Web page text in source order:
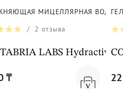
C Cleanser
МИЦЕЛЛЯРНАЯ ВОДА
/ 2 отзыва
LABS Hydractive
₸